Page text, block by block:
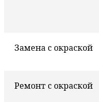
Замена с окраской
Ремонт с окраской